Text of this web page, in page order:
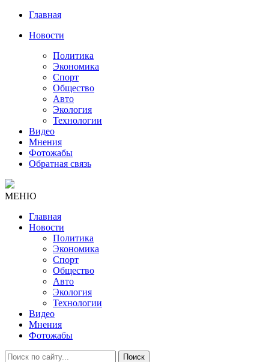
Главная
Новости
Политика
Экономика
Спорт
Общество
Авто
Экология
Технологии
Видео
Мнения
Фотожабы
Обратная связь
МЕНЮ
Главная
Новости
Политика
Экономика
Спорт
Общество
Авто
Экология
Технологии
Видео
Мнения
Фотожабы
Поиск